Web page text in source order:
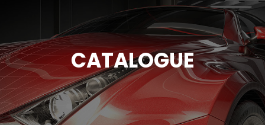
CATALOGUE